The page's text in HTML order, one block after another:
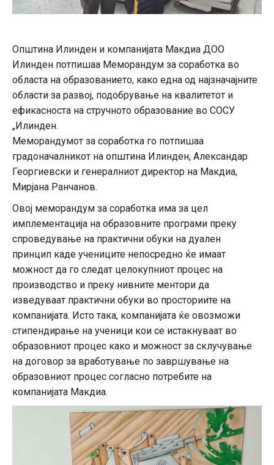
Општина Илинден и компанијата Макдиа ДОО
Илинден потпишаа Меморандум за соработка во
областа на образованието, како една од најзначајните
области за развој, подобрување на квалитетот и
ефикасноста на стручното образование во СОСУ
„Илинден.
Меморандумот за соработка го потпишаа
градоначалникот на општина Илинден, Александар
Георгиевски и генералниот директор на Макдиа,
Мирјана Ранчанов.
Овој меморандум за соработка има за цел
имплементација на образовните програми преку
спроведување на практични обуки на дуален
принцип каде учениците непосредно ќе имаат
можност да го следат целокупниот процес на
производство и преку нивните ментори да
изведуваат практични обуки во просториите на
компанијата. Исто така, компанијата ќе овозможи
стипендирање на ученици кои се истакнуваат во
образовниот процес како и можност за склучување
на договор за вработување по завршување на
образовниот процес согласно потребите на
компанијата Макдиа.